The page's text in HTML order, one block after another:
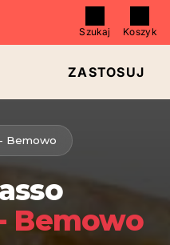
Szukaj Koszyk
ZASTOSUJ
Bemowo
Bemowo